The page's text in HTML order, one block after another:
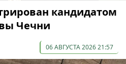
кандидатом
Чечни
06 АВГУСТА 2026 21:57